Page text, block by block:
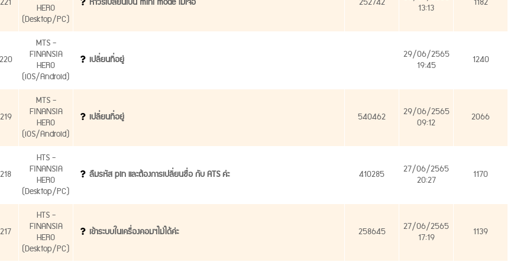
HERO
(Desktop/PC)
13:13
MTS -
FINANSIA
HERO
(iOS/Android)
เปลี่ยนที่อยู่ 29/06/2565
19:45 1240
MTS -
FINANSIA
HERO
(iOS/Android)
เปลี่ยนที่อยู่ 540462 29/06/2565
09:12 2066
HTS -
FINANSIA
HERO
(Desktop/PC)
ลืมรหัส pin และต้องการเปลี่ยนชื่อ กับ ATS ค่ะ 410285 27/06/2565
20:27 1170
HTS -
FINANSIA
HERO
(Desktop/PC)
เข้าระบบในเครื่องคอมฯไม่ได้ค่ะ 258645 27/06/2565
17:19 1139